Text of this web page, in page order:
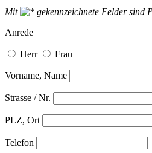
Mit
gekennzeichnete Felder sind
Anrede
Herr| Frau
Vorname, Name
Strasse / Nr.
PLZ, Ort
Telefon